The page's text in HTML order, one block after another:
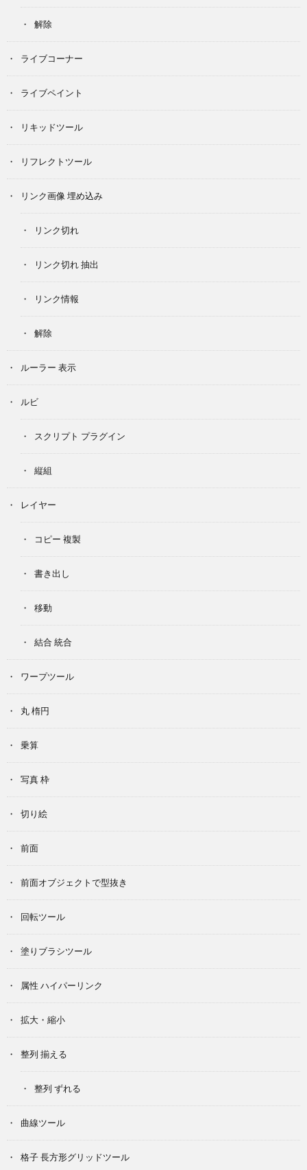
解除
ライブコーナー
ライブペイント
リキッドツール
リフレクトツール
リンク画像 埋め込み
リンク切れ
リンク切れ 抽出
リンク情報
解除
ルーラー 表示
ルビ
スクリプト プラグイン
縦組
レイヤー
コピー 複製
書き出し
移動
結合 統合
ワープツール
丸 楕円
乗算
写真 枠
切り絵
前面
前面オブジェクトで型抜き
回転ツール
塗りブラシツール
属性 ハイパーリンク
拡大・縮小
整列 揃える
整列 ずれる
曲線ツール
格子 長方形グリッドツール